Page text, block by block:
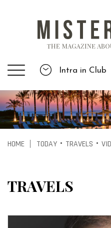
Intra in Club
HOME TODAY • TRAVELS •
TRAVELS